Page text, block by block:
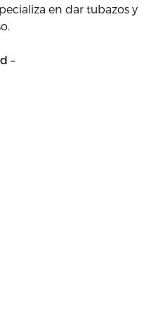
en dar tubazos y
–